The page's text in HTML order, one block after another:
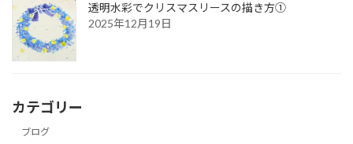
透明水彩でクリスマスリースの描き方①
2025年12月19日
カテゴリー
ブログ